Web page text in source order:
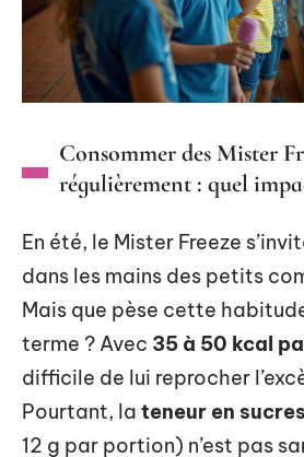
Consommer des Mister
régulièrement : quel
En été, le Mister Freeze
dans les mains des petits
Mais que pèse cette
terme ? Avec 35 à 50 kcal
difficile de lui reprocher
Pourtant, la teneur en
12 g par portion) n’est pas